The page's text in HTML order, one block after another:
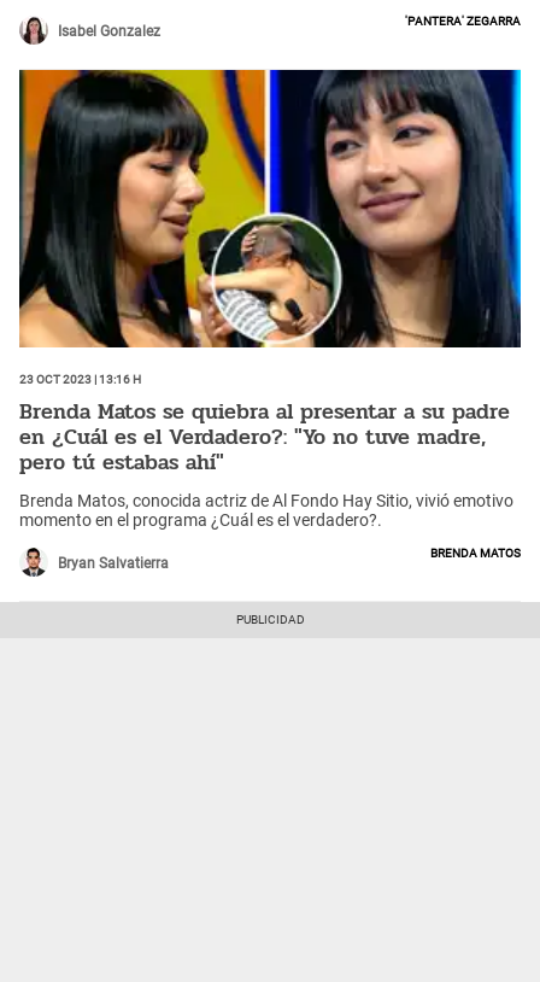
Isabel Gonzalez
'Pantera' Zegarra
23 Oct 2023 | 13:16 h
Brenda Matos se quiebra al presentar a su padre
en ¿Cuál es el Verdadero?: "Yo no tuve madre,
pero tú estabas ahí"
Brenda Matos, conocida actriz de Al Fondo Hay Sitio, vivió emotivo
momento en el programa ¿Cuál es el verdadero?.
Bryan Salvatierra
Brenda Matos